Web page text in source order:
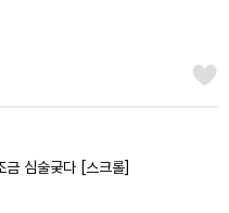
금 심술궂다 [스크롤]